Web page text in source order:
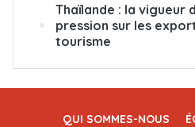
Thaïlande : la vigueur
pression sur les
tourisme
QUI SOMMES-NOUS